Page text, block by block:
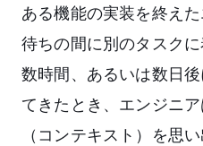
ある機能の実装を終え
待ちの間に別のタスクに
数時間、あるいは数日
てきたとき、エンジニ
（コンテキスト）を思